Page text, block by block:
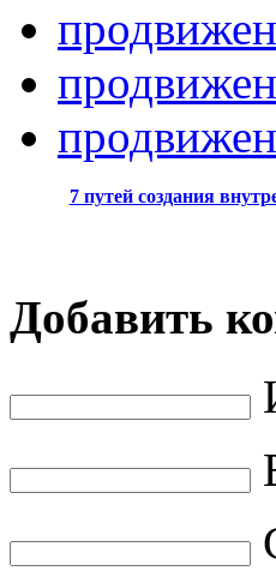
7 путей создания
Добавить